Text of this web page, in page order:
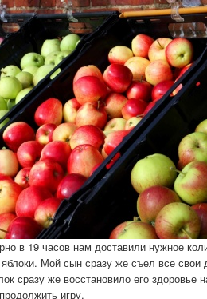
в 19 часов нам доставили нужное
Мой сын сразу же съел все свои
сразу же восстановило его здоровье
игру.